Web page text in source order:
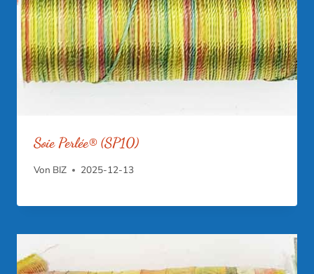
Soie Perlée® (SP10)
Von BIZ 2025-12-13